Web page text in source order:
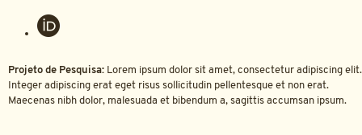
Projeto de Pesquisa: Lorem ipsum dolor sit amet, consectetur adipiscing elit.
Integer adipiscing erat eget risus sollicitudin pellentesque et non erat.
Maecenas nibh dolor, malesuada et bibendum a, sagittis accumsan ipsum.